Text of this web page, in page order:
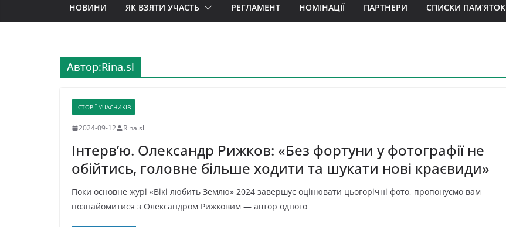
НОВИНИ ЯК ВЗЯТИ УЧАСТЬ РЕГЛАМЕНТ НОМІНАЦІЇ ПАРТНЕРИ СПИСКИ ПАМ’ЯТОК
Автор:Rina.sl
ІСТОРІЇ УЧАСНИКІВ
2024-09-12 Rina.sl
Інтерв’ю. Олександр Рижков: «Без фортуни у фотографії не
обійтись, головне більше ходити та шукати нові краєвиди»
Поки основне журі «Вікі любить Землю» 2024 завершує оцінювати цьогорічні фото, пропонуємо вам
познайомитися з Олександром Рижковим — автор одного